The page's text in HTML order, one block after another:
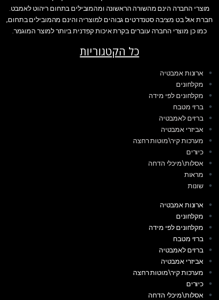
מוצרי החברה הינם מהשורה הראשונה ומהמובילים בתחום ריהוט לאמבט.
חברת אול בט מציבה סטנדרטים גבוהים למוצריה והינם מהמובילים בתחום,
כמו כן מוצרי החברה עוברים בקרת איכות קפדנית ביותר למוצר המוגמר.
כל הקטגוריות
ארונות אמבטיה
מקלחונים
מקלחונים לפי מידה
ברזי מטבח
ברזים לאמבטיה
אביזרי אמבטיה
מערכות קיר\מוטות רחצה
כיורים
אסלות\מיכלי הדחה
מראות
שונות
ארונות אמבטיה
מקלחונים
מקלחונים לפי מידה
ברזי מטבח
ברזים לאמבטיה
אביזרי אמבטיה
מערכות קיר\מוטות רחצה
כיורים
אסלות\מיכלי הדחה